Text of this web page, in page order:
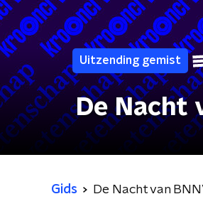
Uitzending gemist
De Nacht
Gids De Nacht van